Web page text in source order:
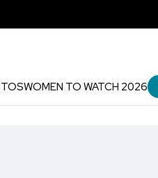
WOMEN TO WATCH 2026